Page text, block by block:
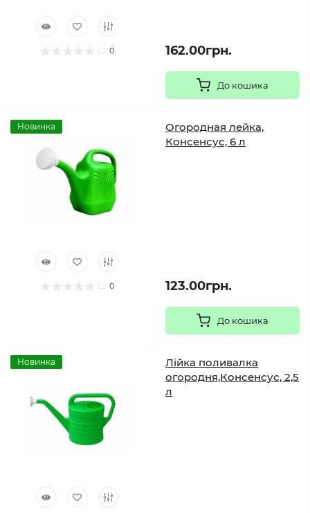
0 162.00грн.
До кошика
Новинка
0
Огородная лейка,
Консенсус, 6 л
123.00грн.
До кошика
Новинка
Лійка поливалка
огородня,Консенсус, 2,5
л